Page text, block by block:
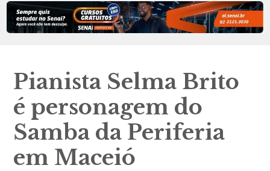
Pianista Selma Brito
é personagem do
Samba da Periferia
em Maceió